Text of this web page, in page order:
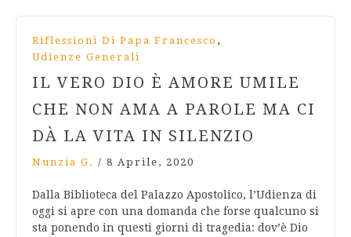
Riflessioni Di Papa Francesco ,
Udienze Generali
IL VERO DIO È AMORE UMILE
CHE NON AMA A PAROLE MA CI
DÀ LA VITA IN SILENZIO
Nunzia G. / 8 Aprile, 2020
Dalla Biblioteca del Palazzo Apostolico, l’Udienza di
oggi si apre con una domanda che forse qualcuno si
sta ponendo in questi giorni di tragedia: dov’è Dio